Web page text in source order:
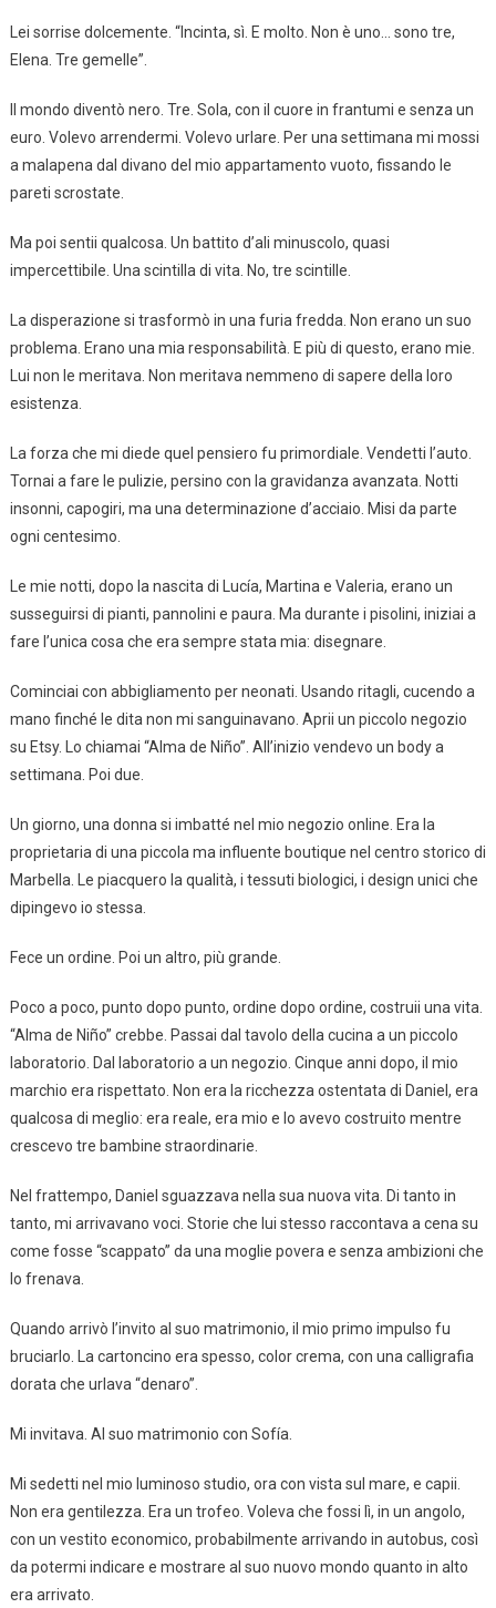
Lei sorrise dolcemente. “Incinta, sì. E molto. Non è uno… sono tre,
Elena. Tre gemelle”.
Il mondo diventò nero. Tre. Sola, con il cuore in frantumi e senza un
euro. Volevo arrendermi. Volevo urlare. Per una settimana mi mossi
a malapena dal divano del mio appartamento vuoto, fissando le
pareti scrostate.
Ma poi sentii qualcosa. Un battito d’ali minuscolo, quasi
impercettibile. Una scintilla di vita. No, tre scintille.
La disperazione si trasformò in una furia fredda. Non erano un suo
problema. Erano una mia responsabilità. E più di questo, erano mie.
Lui non le meritava. Non meritava nemmeno di sapere della loro
esistenza.
La forza che mi diede quel pensiero fu primordiale. Vendetti l’auto.
Tornai a fare le pulizie, persino con la gravidanza avanzata. Notti
insonni, capogiri, ma una determinazione d’acciaio. Misi da parte
ogni centesimo.
Le mie notti, dopo la nascita di Lucía, Martina e Valeria, erano un
susseguirsi di pianti, pannolini e paura. Ma durante i pisolini, iniziai a
fare l’unica cosa che era sempre stata mia: disegnare.
Cominciai con abbigliamento per neonati. Usando ritagli, cucendo a
mano finché le dita non mi sanguinavano. Aprii un piccolo negozio
su Etsy. Lo chiamai “Alma de Niño”. All’inizio vendevo un body a
settimana. Poi due.
Un giorno, una donna si imbatté nel mio negozio online. Era la
proprietaria di una piccola ma influente boutique nel centro storico di
Marbella. Le piacquero la qualità, i tessuti biologici, i design unici che
dipingevo io stessa.
Fece un ordine. Poi un altro, più grande.
Poco a poco, punto dopo punto, ordine dopo ordine, costruii una vita.
“Alma de Niño” crebbe. Passai dal tavolo della cucina a un piccolo
laboratorio. Dal laboratorio a un negozio. Cinque anni dopo, il mio
marchio era rispettato. Non era la ricchezza ostentata di Daniel, era
qualcosa di meglio: era reale, era mio e lo avevo costruito mentre
crescevo tre bambine straordinarie.
Nel frattempo, Daniel sguazzava nella sua nuova vita. Di tanto in
tanto, mi arrivavano voci. Storie che lui stesso raccontava a cena su
come fosse “scappato” da una moglie povera e senza ambizioni che
lo frenava.
Quando arrivò l’invito al suo matrimonio, il mio primo impulso fu
bruciarlo. La cartoncino era spesso, color crema, con una calligrafia
dorata che urlava “denaro”.
Mi invitava. Al suo matrimonio con Sofía.
Mi sedetti nel mio luminoso studio, ora con vista sul mare, e capii.
Non era gentilezza. Era un trofeo. Voleva che fossi lì, in un angolo,
con un vestito economico, probabilmente arrivando in autobus, così
da potermi indicare e mostrare al suo nuovo mondo quanto in alto
era arrivato.